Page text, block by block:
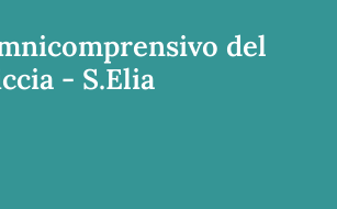
del
- S.Elia